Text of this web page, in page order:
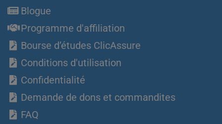
Blogue
Programme d'affiliation
Bourse d’études ClicAssure
Conditions d'utilisation
Confidentialité
Demande de dons et commandites
FAQ